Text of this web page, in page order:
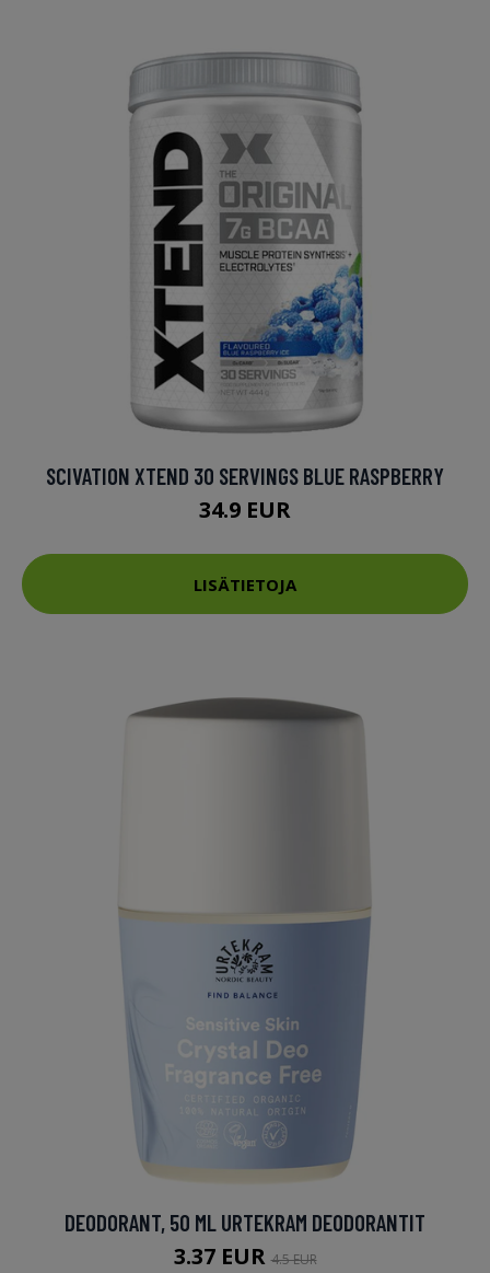
SCIVATION XTEND 30 SERVINGS BLUE RASPBERRY
34.9 EUR
LISÄTIETOJA
DEODORANT, 50 ML URTEKRAM DEODORANTIT
3.37 EUR4.5 EUR